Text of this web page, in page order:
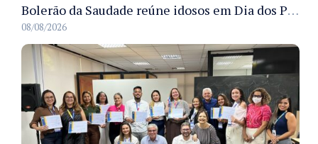
Bolerão da Saudade reúne idosos em Dia dos Pais promovido pela Fundação Dr. Thomas em Manaus
08/08/2026